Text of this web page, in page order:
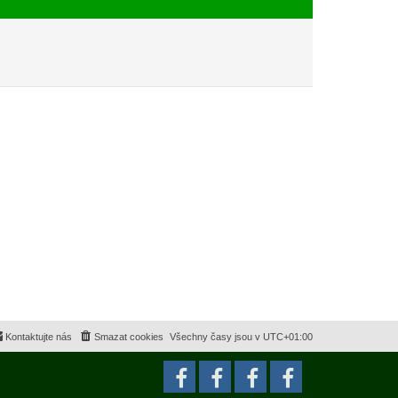
Všechny časy jsou v UTC+01:00
Smazat cookies
Kontaktujte nás